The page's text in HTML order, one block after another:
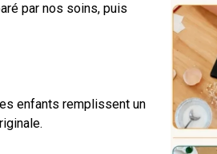
par nos soins, puis
enfants remplissent un